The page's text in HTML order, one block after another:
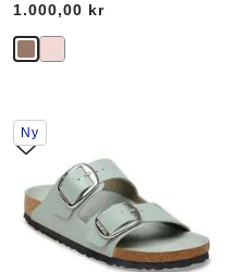
Price:
1.000,00 kr
Interaktion
med
prøvefarver
opdatere
produktbilledet
Ny